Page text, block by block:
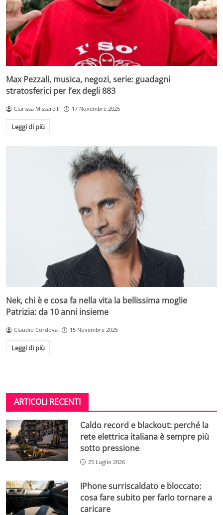
Max Pezzali, musica, negozi, serie: guadagni
stratosferici per l’ex degli 883
Clarissa Missarelli 17 Novembre 2025
Leggi di più
Nek, chi è e cosa fa nella vita la bellissima moglie
Patrizia: da 10 anni insieme
Claudio Cordova 15 Novembre 2025
Leggi di più
ARTICOLI RECENTI
Caldo record e blackout: perché la
rete elettrica italiana è sempre più
sotto pressione
25 Luglio 2026
IPhone surriscaldato e bloccato:
cosa fare subito per farlo tornare a
caricare